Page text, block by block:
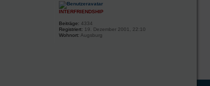
INTERFRIENDSHIP
Beiträge: 4334
Registriert: 19. Dezember 2001, 22:10
Wohnort: Augsburg